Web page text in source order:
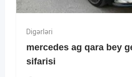
Digərləri
mercedes ag qara bey
sifarisi